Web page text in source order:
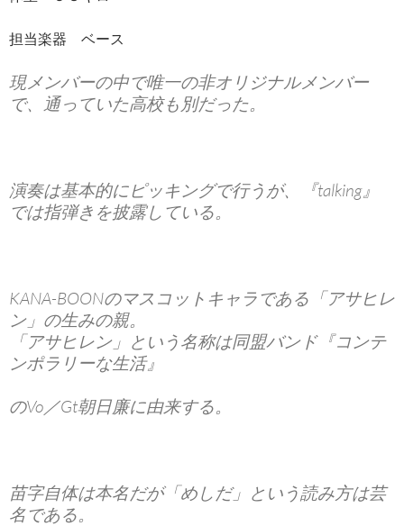
担当楽器 ベース
現メンバーの中で唯一の非オリジナルメンバー
で、通っていた高校も別だった。
演奏は基本的にピッキングで行うが、『talking』
では指弾きを披露している。
KANA-BOONのマスコットキャラである「アサヒレ
ン」の生みの親。
「アサヒレン」という名称は同盟バンド『コンテ
ンポラリーな生活』
のVo／Gt朝日廉に由来する。
苗字自体は本名だが「めしだ」という読み方は芸
名である。